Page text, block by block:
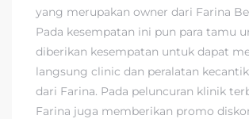
yang merupakan owner dari Farina
Pada kesempatan ini pun para tamu
diberikan kesempatan untuk dapat
langsung clinic dan peralatan
dari Farina. Pada peluncuran klinik
Farina juga memberikan promo